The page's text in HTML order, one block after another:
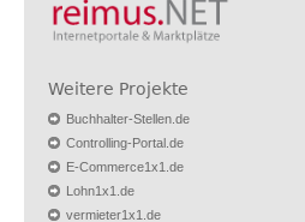
Weitere Projekte
Buchhalter-Stellen.de
Controlling-Portal.de
E-Commerce1x1.de
Lohn1x1.de
vermieter1x1.de